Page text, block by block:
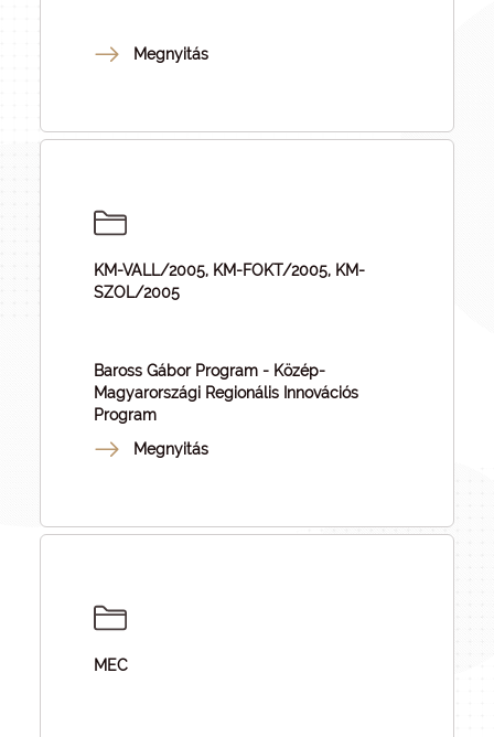
Megnyitás
KM-VALL/2005, KM-FOKT/2005, KM-
SZOL/2005
Baross Gábor Program - Közép-
Magyarországi Regionális Innovációs
Program
Megnyitás
MEC